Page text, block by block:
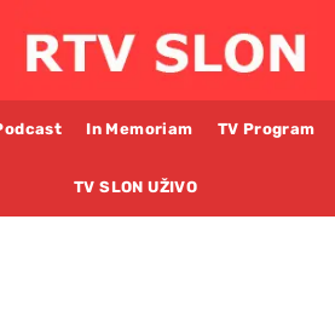
In Memoriam TV Program
TV SLON UŽIVO